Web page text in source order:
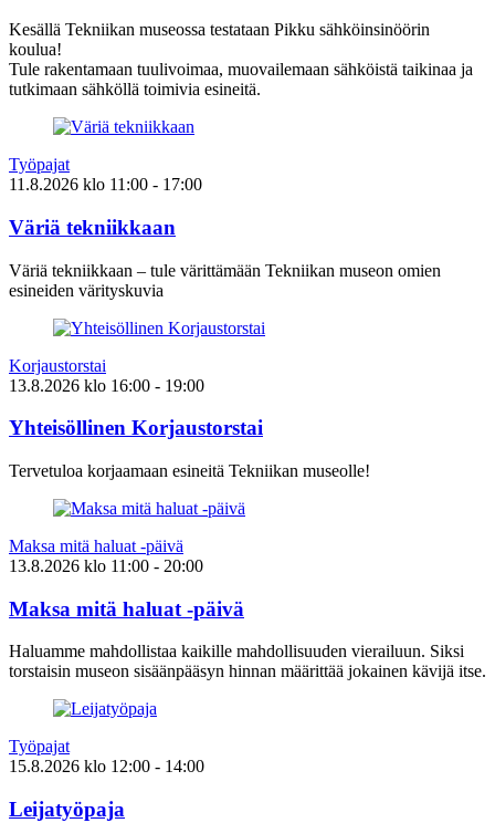
Kesällä Tekniikan museossa testataan Pikku sähköinsinöörin
koulua!
Tule rakentamaan tuulivoimaa, muovailemaan sähköistä taikinaa ja
tutkimaan sähköllä toimivia esineitä.
Työpajat
11.8.2026 klo 11:00 - 17:00
Väriä tekniikkaan
Väriä tekniikkaan – tule värittämään Tekniikan museon omien
esineiden värityskuvia
Korjaustorstai
13.8.2026 klo 16:00 - 19:00
Yhteisöllinen Korjaustorstai
Tervetuloa korjaamaan esineitä Tekniikan museolle!
Maksa mitä haluat -päivä
13.8.2026 klo 11:00 - 20:00
Maksa mitä haluat -päivä
Haluamme mahdollistaa kaikille mahdollisuuden vierailuun. Siksi
torstaisin museon sisäänpääsyn hinnan määrittää jokainen kävijä itse.
Työpajat
15.8.2026 klo 12:00 - 14:00
Leijatyöpaja